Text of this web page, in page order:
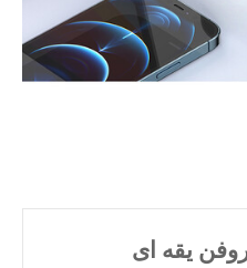
یقه ای